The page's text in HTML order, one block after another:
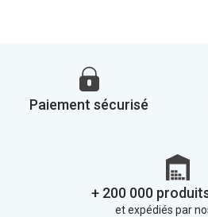
Paiement sécurisé
+ 200 000
et expédiés par